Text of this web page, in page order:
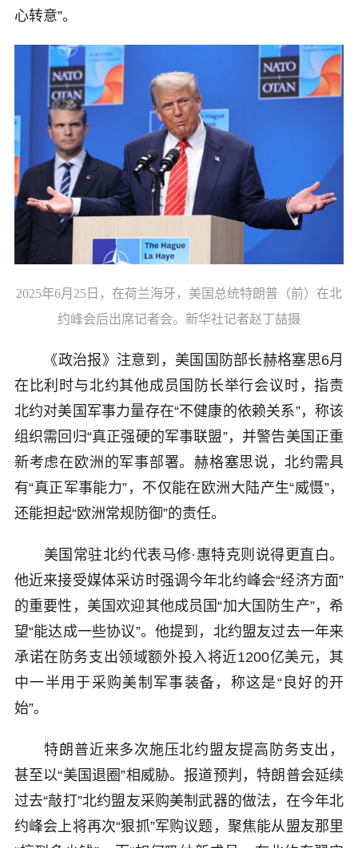
心转意”。
2025年6月25日，在荷兰海牙，美国总统特朗普（前）在北
约峰会后出席记者会。新华社记者赵丁喆摄
《政治报》注意到，美国国防部长赫格塞思6月
在比利时与北约其他成员国防长举行会议时，指责
北约对美国军事力量存在“不健康的依赖关系”，称该
组织需回归“真正强硬的军事联盟”，并警告美国正重
新考虑在欧洲的军事部署。赫格塞思说，北约需具
有“真正军事能力”，不仅能在欧洲大陆产生“威慑”，
还能担起“欧洲常规防御”的责任。
美国常驻北约代表马修·惠特克则说得更直白。
他近来接受媒体采访时强调今年北约峰会“经济方面”
的重要性，美国欢迎其他成员国“加大国防生产”，希
望“能达成一些协议”。他提到，北约盟友过去一年来
承诺在防务支出领域额外投入将近1200亿美元，其
中一半用于采购美制军事装备，称这是“良好的开
始”。
特朗普近来多次施压北约盟友提高防务支出，
甚至以“美国退圈”相威胁。报道预判，特朗普会延续
过去“敲打”北约盟友采购美制武器的做法，在今年北
约峰会上将再次“狠抓”军购议题，聚焦能从盟友那里